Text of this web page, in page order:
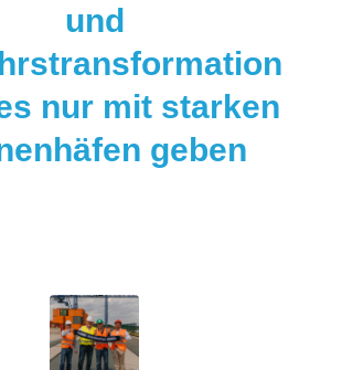
und
nur mit starken
geben